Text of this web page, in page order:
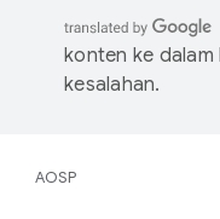
konten ke dalam
kesalahan.
AOSP